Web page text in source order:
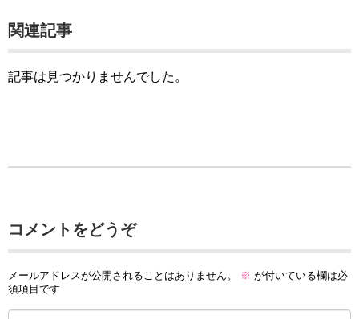
関連記事
記事は見つかりませんでした。
コメントをどうぞ
メールアドレスが公開されることはありません。 ※ が付いている欄は必
須項目です